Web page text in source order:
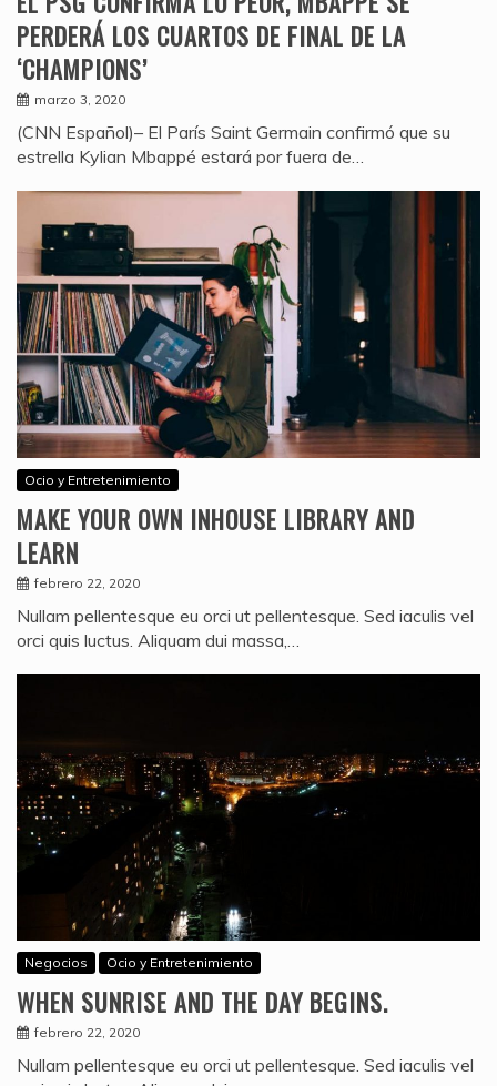
PERDERÁ LOS CUARTOS DE FINAL DE LA
‘CHAMPIONS’
marzo 3, 2020
(CNN Español)– El París Saint Germain confirmó que su
estrella Kylian Mbappé estará por fuera de…
Ocio y Entretenimiento
MAKE YOUR OWN INHOUSE LIBRARY AND
LEARN
febrero 22, 2020
Nullam pellentesque eu orci ut pellentesque. Sed iaculis vel
orci quis luctus. Aliquam dui massa,…
Negocios Ocio y Entretenimiento
WHEN SUNRISE AND THE DAY BEGINS.
febrero 22, 2020
Nullam pellentesque eu orci ut pellentesque. Sed iaculis vel